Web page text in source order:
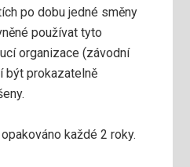
po dobu jedné směny
používat tyto
organizace (závodní
být prokazatelně
každé 2 roky.